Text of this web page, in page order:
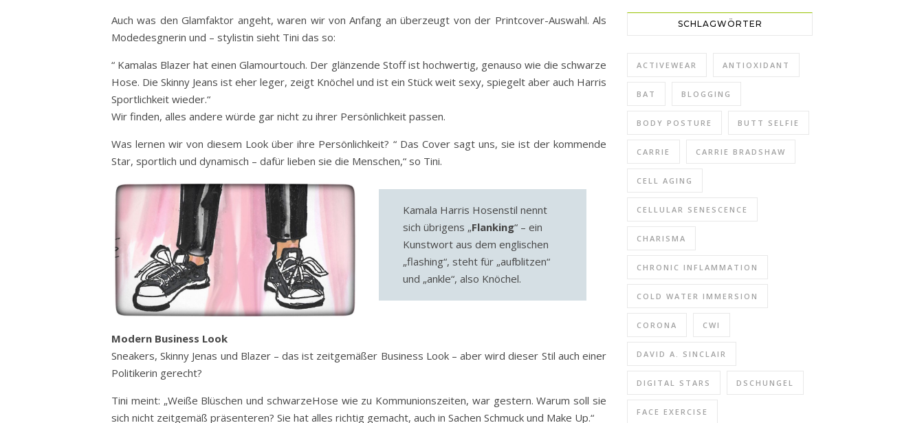
Auch was den Glamfaktor angeht, waren wir von Anfang an überzeugt von der Printcover-Auswahl. Als
Modedesgnerin und – stylistin sieht Tini das so:
“ Kamalas Blazer hat einen Glamourtouch. Der glänzende Stoff ist hochwertig, genauso wie die schwarze
Hose. Die Skinny Jeans ist eher leger, zeigt Knöchel und ist ein Stück weit sexy, spiegelt aber auch Harris
Sportlichkeit wieder.“
Wir finden, alles andere würde gar nicht zu ihrer Persönlichkeit passen.
Was lernen wir von diesem Look über ihre Persönlichkeit? “ Das Cover sagt uns, sie ist der kommende
Star, sportlich und dynamisch – dafür lieben sie die Menschen,“ so Tini.
Kamala Harris Hosenstil nennt
sich übrigens „Flanking“ – ein
Kunstwort aus dem englischen
„flashing“, steht für „aufblitzen“
und „ankle“, also Knöchel.
Modern Business Look
Sneakers, Skinny Jenas und Blazer – das ist zeitgemäßer Business Look – aber wird dieser Stil auch einer
Politikerin gerecht?
Tini meint: „Weiße Blüschen und schwarzeHose wie zu Kommunionszeiten, war gestern. Warum soll sie
sich nicht zeitgemäß präsenteren? Sie hat alles richtig gemacht, auch in Sachen Schmuck und Make Up.“
SCHLAGWÖRTER
ACTIVEWEAR ANTIOXIDANT
BAT BLOGGING
BODY POSTURE BUTT SELFIE
CARRIE CARRIE BRADSHAW
CELL AGING
CELLULAR SENESCENCE
CHARISMA
CHRONIC INFLAMMATION
COLD WATER IMMERSION
CORONA CWI
DAVID A. SINCLAIR
DIGITAL STARS DSCHUNGEL
FACE EXERCISE